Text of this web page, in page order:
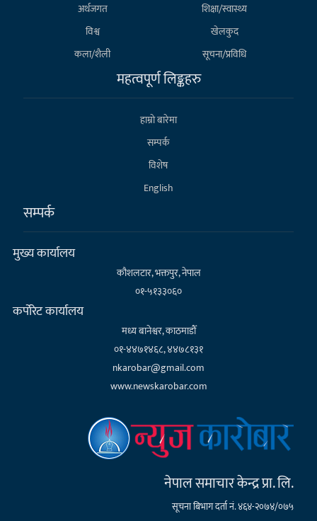
अर्थजगत
शिक्षा/स्वास्थ्य
विश्व
खेलकुद
कला/शैली
सूचना/प्रविधि
महत्वपूर्ण लिङ्कहरु
हाम्राे बारेमा
सम्पर्क
विशेष
English
सम्पर्क
मुख्य कार्यालय
कौशलटार, भक्तपुर, नेपाल
०१-५१३३०६०
कर्पाेरेट कार्यालय
मध्य बानेश्वर, काठमाडौँ
०१-४४७१४६८, ४४७८१३१
nkarobar@gmail.com
www.newskarobar.com
नेपाल समाचार केन्द्र प्रा. लि.
सूचना बिभाग दर्ता नं. ४६४-२०७४/०७५